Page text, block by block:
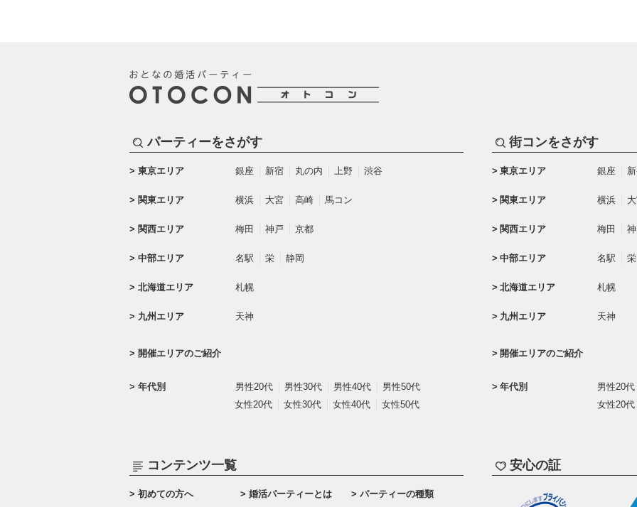
パーティーをさがす
東京エリア 銀座 新宿 丸の内 上野 渋谷
関東エリア 横浜 大宮 高崎 馬コン
関西エリア 梅田 神戸 京都
中部エリア 名駅 栄 静岡
北海道エリア 札幌
九州エリア 天神
開催エリアのご紹介
年代別 男性20代 男性30代 男性40代
男性50代
女性20代
女性30代 女性40代 女性50代
街コンをさがす
東京エリア 銀座
関東エリア 横浜
関西エリア 梅田
中部エリア 名駅 栄
北海道エリア 札幌
九州エリア 天神
開催エリアのご紹介
年代別 男性20代
女性20代
コンテンツ一覧
初めての方へ 婚活パーティーとは パーティーの種類
安心の証